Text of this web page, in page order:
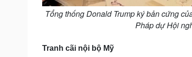
Tổng thống Donald Trump ký bản cứng
Pháp dự Hội
Tranh cãi nội bộ Mỹ